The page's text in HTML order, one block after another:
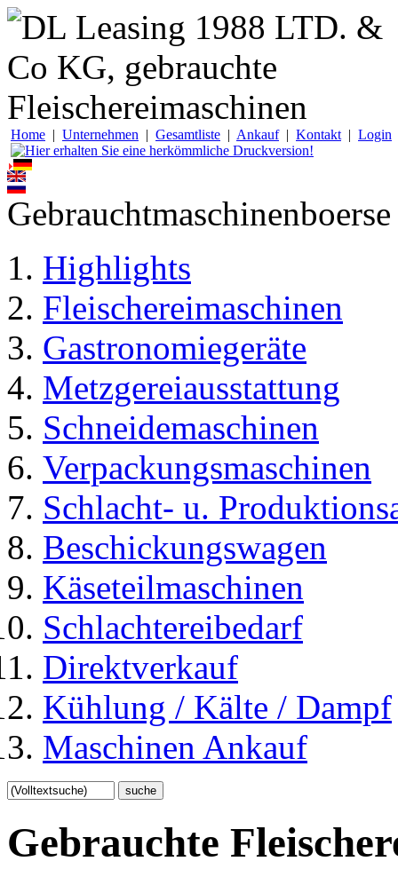
Home | Unternehmen | Gesamtliste | Ankauf| Kontakt | Login
Gebrauchtmaschinenboerse
Highlights
Fleischereimaschinen
Gastronomiegeräte
Metzgereiausstattung
Schneidemaschinen
Verpackungsmaschinen
Schlacht- u.
Beschickungswagen
Käseteilmaschinen
Schlachtereibedarf
Direktverkauf
Kühlung / Kälte / Dampf
Maschinen Ankauf
Gebrauchte